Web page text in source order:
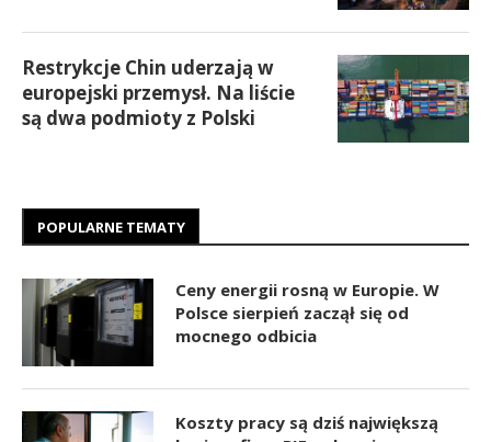
Restrykcje Chin uderzają w
europejski przemysł. Na liście
są dwa podmioty z Polski
POPULARNE TEMATY
Ceny energii rosną w Europie. W
Polsce sierpień zaczął się od
mocnego odbicia
Koszty pracy są dziś największą